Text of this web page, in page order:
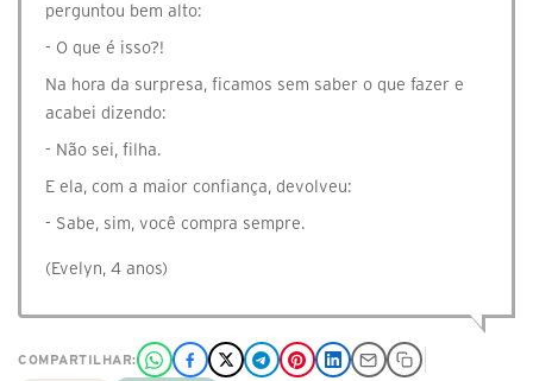
perguntou bem alto:
- O que é isso?!
Na hora da surpresa, ficamos sem saber o que fazer e
acabei dizendo:
- Não sei, filha.
E ela, com a maior confiança, devolveu:
- Sabe, sim, você compra sempre.
(Evelyn, 4 anos)
COMPARTILHAR: